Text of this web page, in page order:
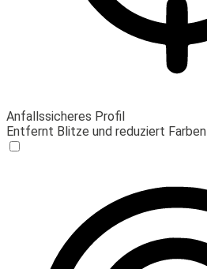
Anfallssicheres Profil
Entfernt Blitze und reduziert Farben